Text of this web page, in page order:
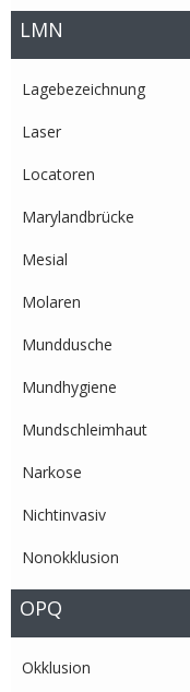
LMN
Lagebezeichnung
Laser
Locatoren
Marylandbrücke
Mesial
Molaren
Munddusche
Mundhygiene
Mundschleimhaut
Narkose
Nichtinvasiv
Nonokklusion
OPQ
Okklusion